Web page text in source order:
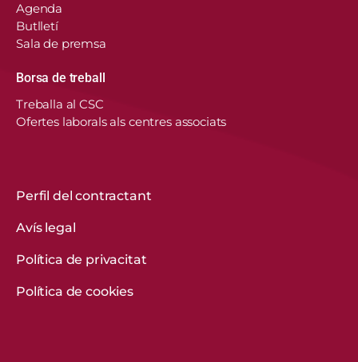
de Catalunya fa servir cookies pròpies i de
tercers per recordar les vostres preferències,
Obtenir més informació
Agenda
Butlletí
Sala de premsa
Borsa de treball
Treballa al CSC
Ofertes laborals als centres associats
Perfil del contractant
Avís legal
Política de privacitat
Política de cookies